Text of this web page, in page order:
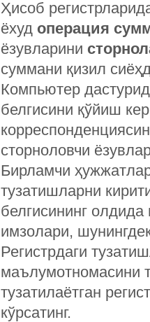
Ҳисоб
ёхуд операция
ёзувларини
суммани қизил
Компьютер
белгисини қўйиш
сторноловчи
Бирламчи
тузатишларни
белгисининг
имзолари,
Регистрдаги
маълумотномасини
тузатилаётган
кўрсатинг.